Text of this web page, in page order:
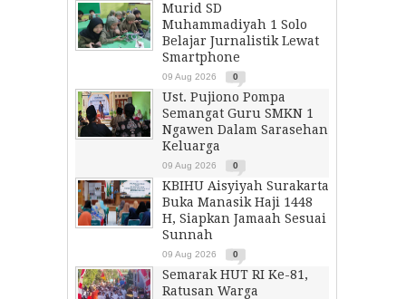
Murid SD
Muhammadiyah 1 Solo
Belajar Jurnalistik Lewat
Smartphone
09 Aug 2026 0
Ust. Pujiono Pompa
Semangat Guru SMKN 1
Ngawen Dalam Sarasehan
Keluarga
09 Aug 2026 0
KBIHU Aisyiyah Surakarta
Buka Manasik Haji 1448
H, Siapkan Jamaah Sesuai
Sunnah
09 Aug 2026 0
Semarak HUT RI Ke-81,
Ratusan Warga